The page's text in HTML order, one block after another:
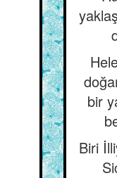
bir
Biri